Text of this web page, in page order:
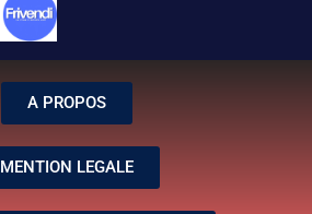
A PROPOS
MENTION LEGALE